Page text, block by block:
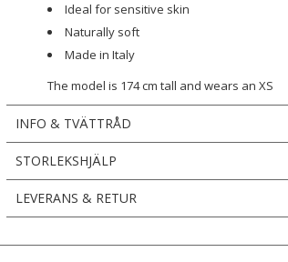
Ideal for sensitive skin
Naturally soft
Made in Italy
The model is 174 cm tall and wears an XS
INFO & TVÄTTRÅD
STORLEKSHJÄLP
LEVERANS & RETUR